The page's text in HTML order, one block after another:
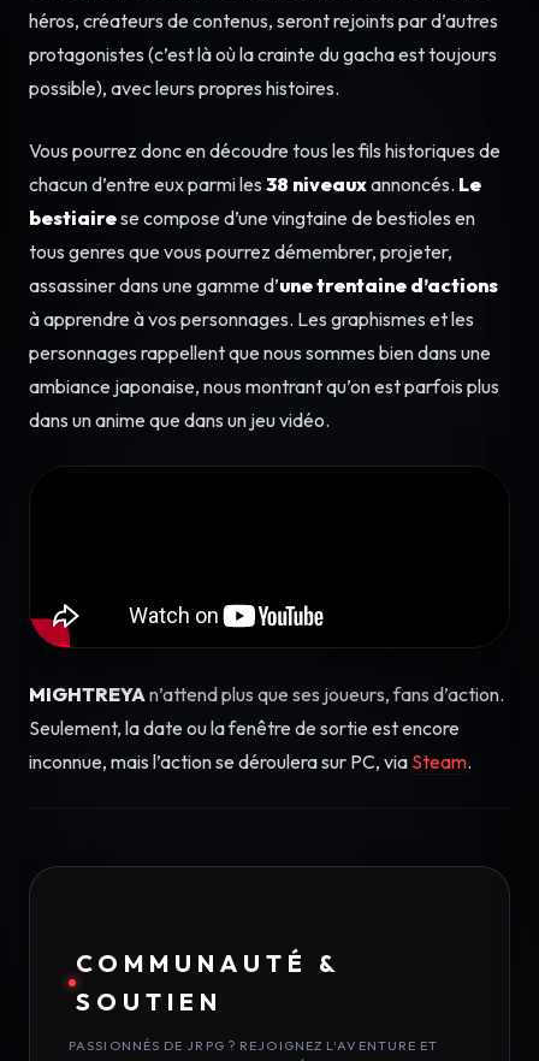
héros, créateurs de contenus, seront rejoints par d’autres
protagonistes (c’est là où la crainte du gacha est toujours
possible), avec leurs propres histoires.
Vous pourrez donc en découdre tous les fils historiques de
chacun d’entre eux parmi les 38 niveauxannoncés. Le
bestiairese compose d’une vingtaine de bestioles en
tous genres que vous pourrez démembrer, projeter,
assassiner dans une gamme d’une trentaine d’actions
à apprendre à vos personnages. Les graphismes et les
personnages rappellent que nous sommes bien dans une
ambiance japonaise, nous montrant qu’on est parfois plus
dans un anime que dans un jeu vidéo.
MIGHTREYA n’attend plus que ses joueurs, fans d’action.
Seulement, la date ou la fenêtre de sortie est encore
inconnue, mais l’action se déroulera sur PC, via Steam.
COMMUNAUTÉ &
SOUTIEN
PASSIONNÉS DE JRPG ? REJOIGNEZ L'AVENTURE ET